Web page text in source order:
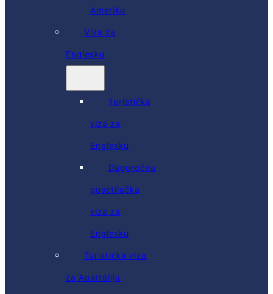
Ameriku
Viza za
Englesku
Turistička
viza za
Englesku
Dugoročna
posetilačka
viza za
Englesku
Turistička viza
za Australiju